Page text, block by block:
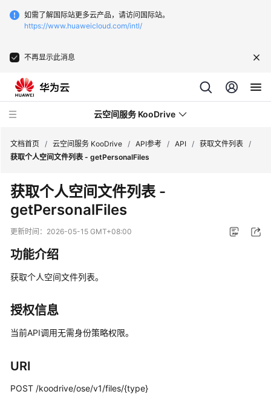
如需了解国际站更多云产品，请访问国际站。
https://www.huaweicloud.com/intl/
不再显示此消息
云空间服务 KooDrive
新
动
产
品
介
计
费
快
文档首页 / 云空间服务 KooDrive / API参考 / API / 获取文件列表 /
获取个人空间文件列表 - getPersonalFiles
获取个人空间文件列表 -
getPersonalFiles
更新时间： 2026-05-15 GMT+08:00
功能介绍
获取个人空间文件列表。
授权信息
当前API调用无需身份策略权限。
URI
POST /koodrive/ose/v1/files/{type}